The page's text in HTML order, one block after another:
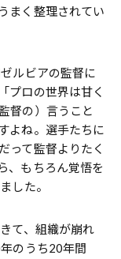
まく整理されてい
ルビアの監督に
プロの世界は甘く
督の）言うこと
よね。選手たちに
って監督よりたく
、もちろん覚悟を
した。
て、組織が崩れ
のうち20年間